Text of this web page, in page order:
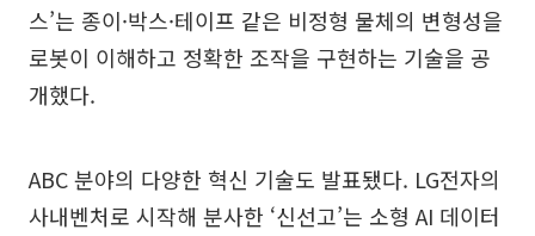
스’는 종이·박스·테이프 같은 비정형 물체의 변형성을
로봇이 이해하고 정확한 조작을 구현하는 기술을 공
개했다.
ABC 분야의 다양한 혁신 기술도 발표됐다. LG전자의
사내벤처로 시작해 분사한 ‘신선고’는 소형 AI 데이터